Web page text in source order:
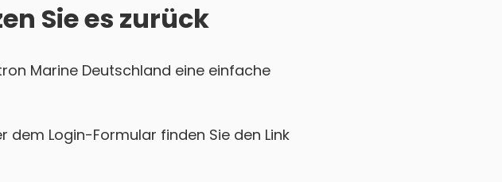
Sie es zurück
Marine Deutschland eine einfache
dem Login-Formular finden Sie den Link